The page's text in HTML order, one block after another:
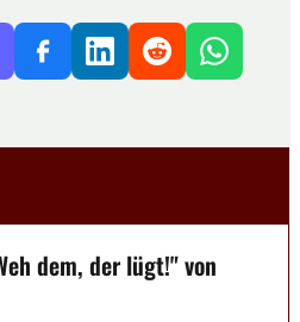
dem, der lügt!" von